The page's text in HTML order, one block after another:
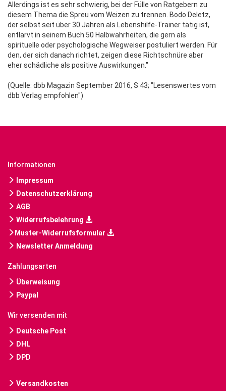
Allerdings ist es sehr schwierig, bei der Fülle von Ratgebern zu
diesem Thema die Spreu vom Weizen zu trennen. Bodo Deletz,
der selbst seit über 30 Jahren als Lebenshilfe-Trainer tätig ist,
entlarvt in seinem Buch 50 Halbwahrheiten, die gern als
spirituelle oder psychologische Wegweiser postuliert werden. Für
den, der sich danach richtet, zeigen diese Richtschnüre aber
eher schädliche als positive Auswirkungen."
(Quelle: dbb Magazin September 2016, S 43; "Lesenswertes vom
dbb Verlag empfohlen")
Informationen
Impressum
Datenschutzerklärung
AGB
Widerrufsbelehrung
Muster-Widerrufsformular
Newsletter Anmeldung
Zahlungsarten
Überweisung
Paypal
Wir versenden mit
Deutsche Post
DHL
DPD
Versandkosten